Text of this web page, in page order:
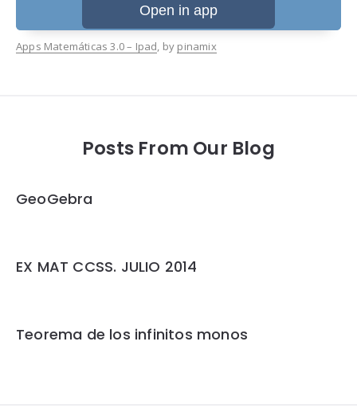
Apps Matemáticas 3.0 – Ipad, by pinamix
Posts From Our Blog
GeoGebra
EX MAT CCSS. JULIO 2014
Teorema de los infinitos monos